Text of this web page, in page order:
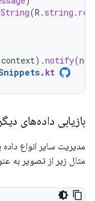
(R . string .
context).notify(
. kt
بازیابی داده‌های دیگر
مدیریت سایر انواع داده
مثال زیر از تصویر به